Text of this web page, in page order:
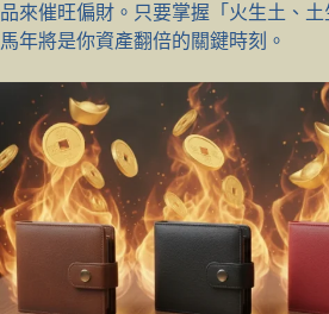
品來催旺偏財。只要掌握「火生土、土
馬年將是你資產翻倍的關鍵時刻。